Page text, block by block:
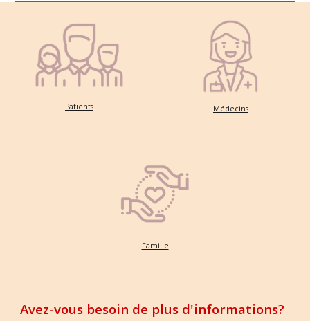
Patients Médecins
Famille
Avez-vous besoin de plus d'informations?